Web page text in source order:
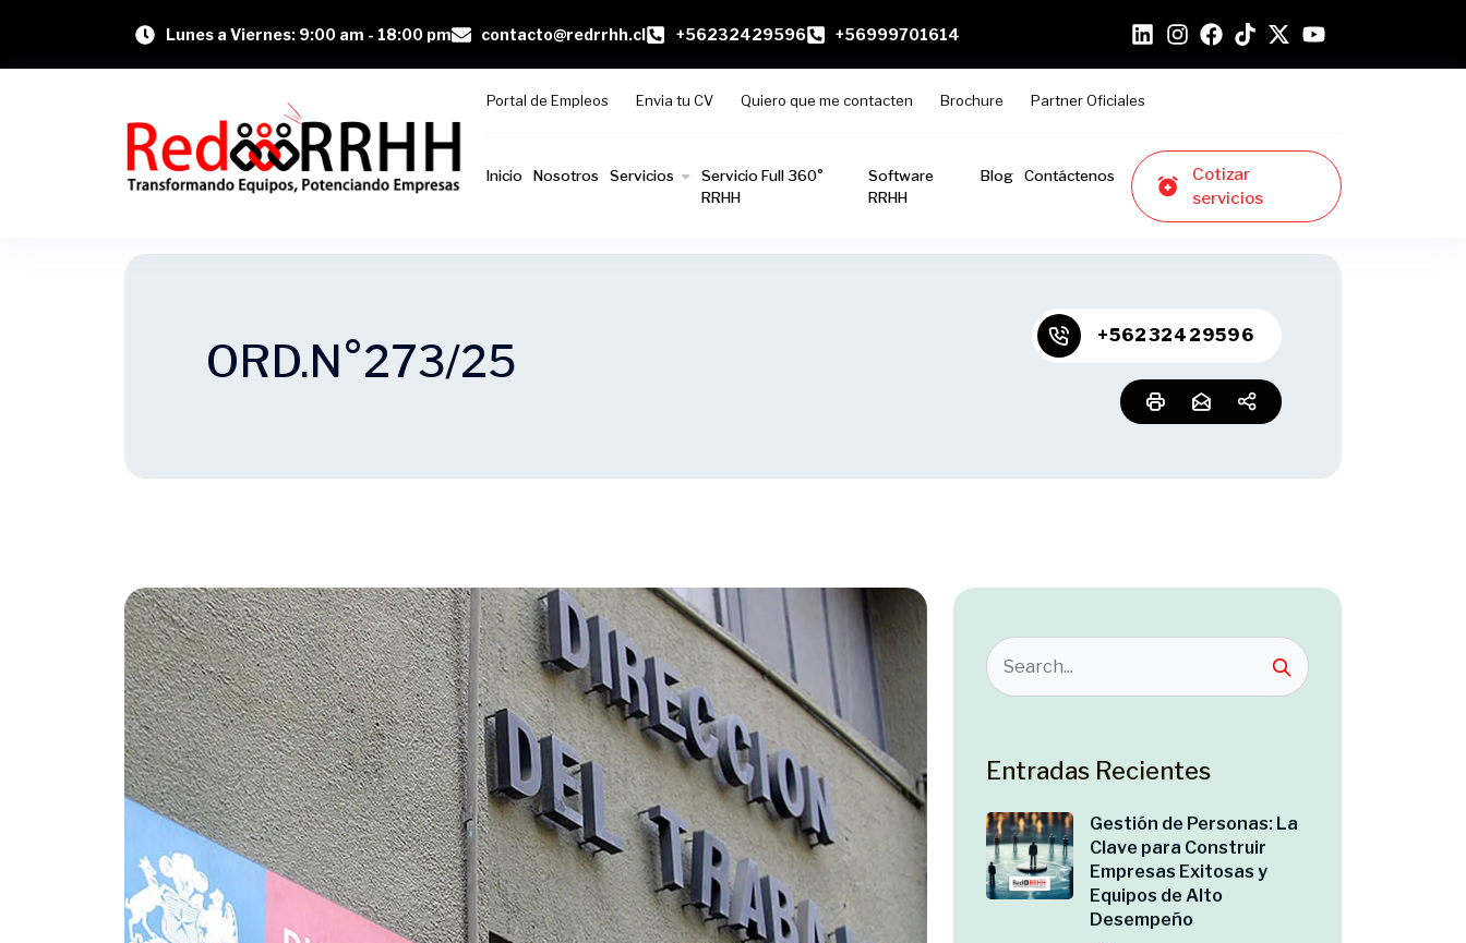
Lunes a Viernes: 9:00 am - 18:00 pm contacto@redrrhh.cl +56232429596 +56999701614
Portal de Empleos Envia tu CV Quiero que me contacten Brochure Partner Oficiales
Inicio Nosotros Servicios
Servicio Full 360°
RRHH
Software
RRHH
Blog Contáctenos
Cotizar
servicios
ORD.N°273/25 +56232429596
Entradas Recientes
Gestión de Personas: La
Clave para Construir
Empresas Exitosas y
Equipos de Alto
Desempeño